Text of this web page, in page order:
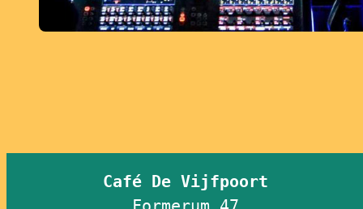
Café De Vijfpoort